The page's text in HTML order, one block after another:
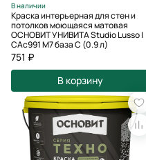
В наличии
Краска интерьерная для стен и
потолков моющаяся матовая
ОСНОВИТ УНИВИТА Studio Lusso I
САс991 М7 база С (0.9 л)
751 ₽
В корзину